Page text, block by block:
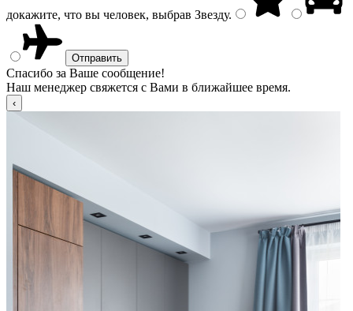
докажите, что вы человек, выбрав Звезду.
Спасибо за Ваше сообщение!
Наш менеджер свяжется с Вами в ближайшее время.